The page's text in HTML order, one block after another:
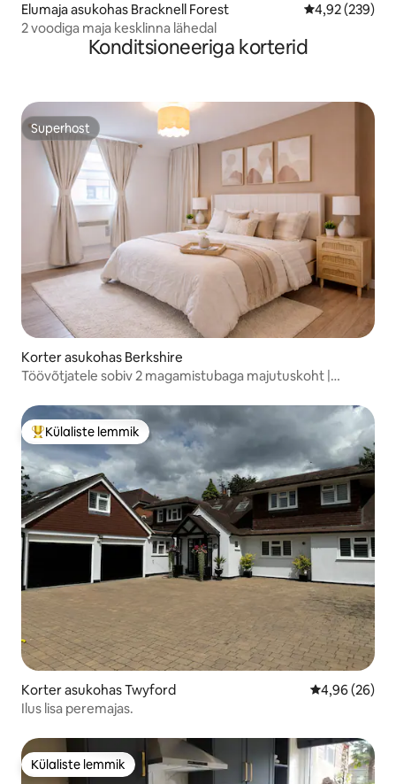
Elumaja asukohas Bracknell Forest Keskmine
4,92 (239)
2 voodiga maja kesklinna lähedal
Konditsioneeriga korterid
Superhost
Superhost
Korter asukohas Berkshire
Töövõtjatele sobiv 2 magamistubaga majutuskoht |
Külaliste suur lemmik
Külaliste lemmik
Korter asukohas Twyford Keskmine
4,96 (26)
Ilus lisa peremajas.
Külaliste lemmik
Külaliste lemmik